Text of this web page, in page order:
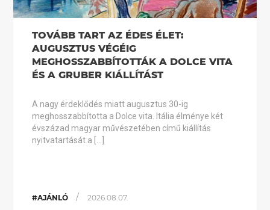
TOVÁBB TART AZ ÉDES ÉLET:
AUGUSZTUS VÉGÉIG
MEGHOSSZABBÍTOTTÁK A DOLCE VITA
ÉS A GRUBER KIÁLLÍTÁST
A nagy érdeklődés miatt augusztus 30-ig
meghosszabbította a Dolce vita. Itália élménye két
évszázad magyar művészetében című kiállítás
nyitvatartását a […]
#AJÁNLÓ / 2026.08.07.